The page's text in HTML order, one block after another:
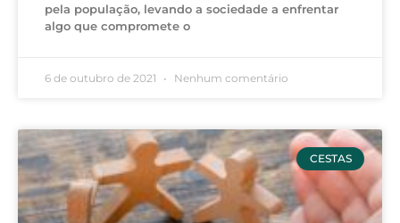
pela população, levando a sociedade a enfrentar
algo que compromete o
6 de outubro de 2021 Nenhum comentário
CESTAS